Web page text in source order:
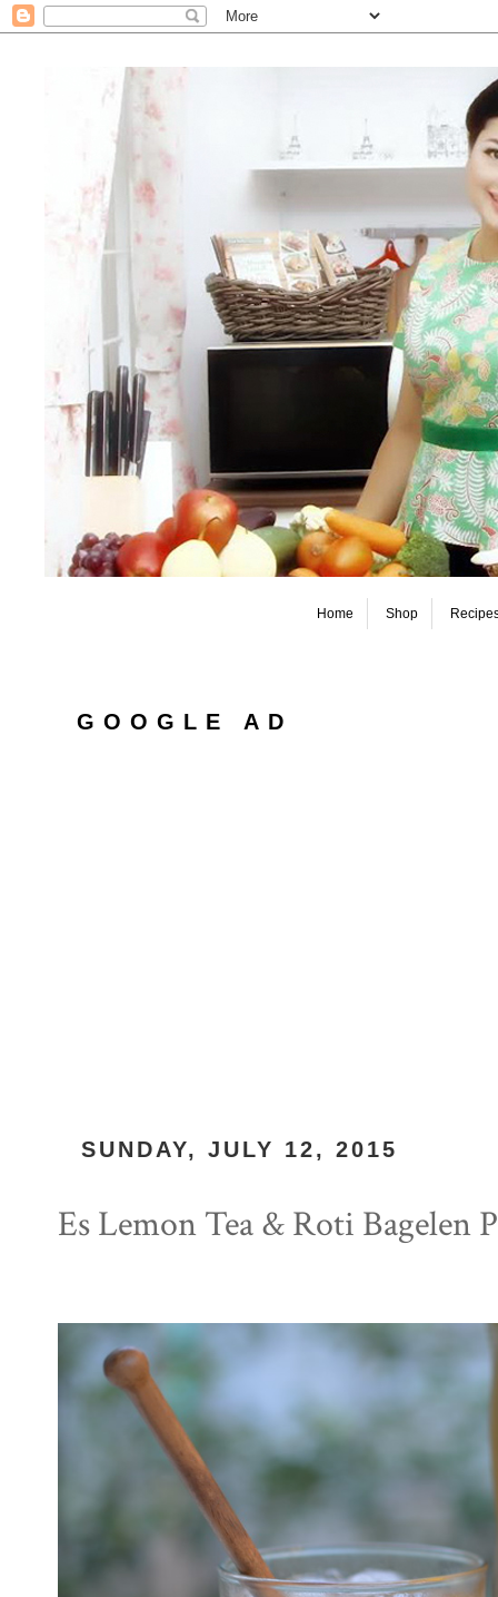
Home Shop
GOOGLE AD
SUNDAY, JULY 12, 2015
Es Lemon Tea & Roti Bagelen